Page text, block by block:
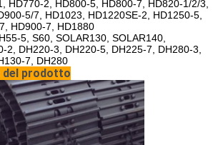
HD770-2, HD800-5, HD800-7, HD820-1/2/3,
5/7, HD1023, HD1220SE-2, HD1250-5,
HD900-7, HD1880
5, S60, SOLAR130, SOLAR140,
2, DH220-3, DH220-5, DH225-7, DH280-3,
7, DH280
del prodotto